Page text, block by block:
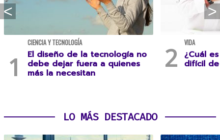
CIENCIA Y TECNOLOGÍA
El diseño de la tecnología no
debe dejar fuera a quienes
más la necesitan
VIDA
¿Cuál
difícil
LO MÁS DESTACADO